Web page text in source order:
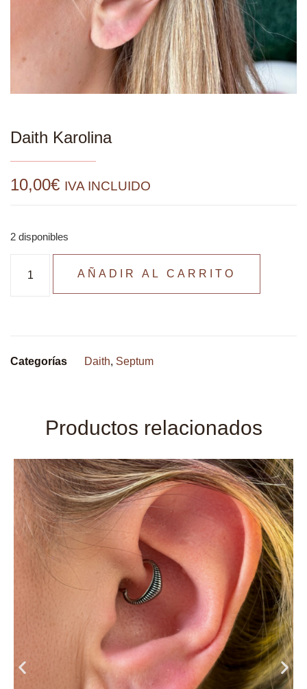
Daith Karolina
10,00€ IVA INCLUIDO
2 disponibles
AÑADIR AL CARRITO
Categorías Daith, Septum
Productos relacionados